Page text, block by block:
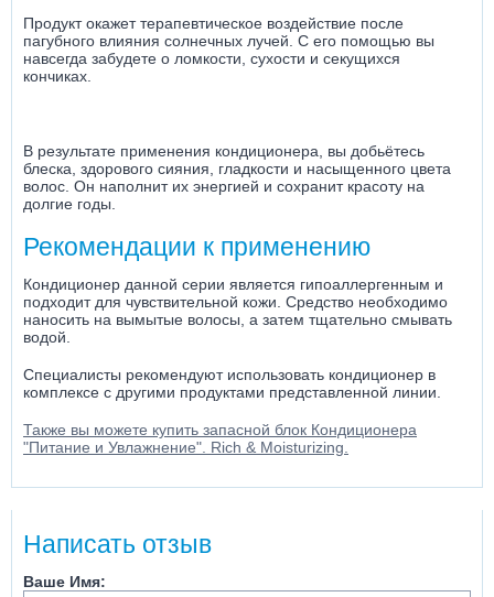
Продукт окажет терапевтическое воздействие после
пагубного влияния солнечных лучей. С его помощью вы
навсегда забудете о ломкости, сухости и секущихся
кончиках.
В результате применения кондиционера, вы добьётесь
блеска, здорового сияния, гладкости и насыщенного цвета
волос. Он наполнит их энергией и сохранит красоту на
долгие годы.
Рекомендации к применению
Кондиционер данной серии является гипоаллергенным и
подходит для чувствительной кожи. Средство необходимо
наносить на вымытые волосы, а затем тщательно смывать
водой.
Специалисты рекомендуют использовать кондиционер в
комплексе с другими продуктами представленной линии.
Также вы можете купить запасной блок Кондиционера
"Питание и Увлажнение". Rich & Moisturizing.
Написать отзыв
Ваше Имя: